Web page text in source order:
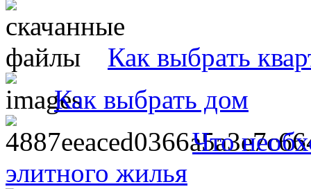
Как выбрать
Как выбрать дом
Что
элитного жилья